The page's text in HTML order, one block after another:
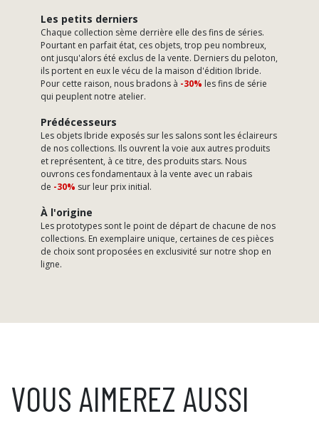
Les petits derniers
Chaque collection sème derrière elle des fins de séries.
Pourtant en parfait état, ces objets, trop peu nombreux,
ont jusqu'alors été exclus de la vente. Derniers du peloton,
ils portent en eux le vécu de la maison d'édition Ibride.
Pour cette raison, nous bradons à -30% les fins de série
qui peuplent notre atelier.
Prédécesseurs
Les objets Ibride exposés sur les salons sont les éclaireurs
de nos collections. Ils ouvrent la voie aux autres produits
et représentent, à ce titre, des produits stars. Nous
ouvrons ces fondamentaux à la vente avec un rabais
de -30% sur leur prix initial.
À l'origine
Les prototypes sont le point de départ de chacune de nos
collections. En exemplaire unique, certaines de ces pièces
de choix sont proposées en exclusivité sur notre shop en
ligne.
VOUS AIMEREZ AUSSI